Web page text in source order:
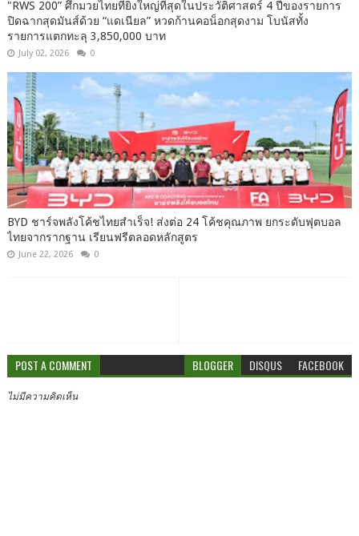
"RWS 200” ศึกมวยไทยที่ยิ่งใหญ่ที่สุดในประวัติศาสตร์ 4 ปีของรายการ
ปิดฉากสุดมันส์ด้วย “แดเนียล” หวดก้านคอน็อกสุดงาม โบนัสทั้ง
รายการแตกทะลุ 3,850,000 บาท
July 02, 2026 0
BYD ชาร์จพลังโค้ชไทยสำเร็จ! ส่งต่อ 24 โค้ชคุณภาพ ยกระดับฟุตบอล
ไทยจากรากฐาน เรียนฟรีตลอดหลักสูตร
June 22, 2026 0
POST A COMMENT BLOGGER DISQUS FACEBOOK
ไม่มีความคิดเห็น